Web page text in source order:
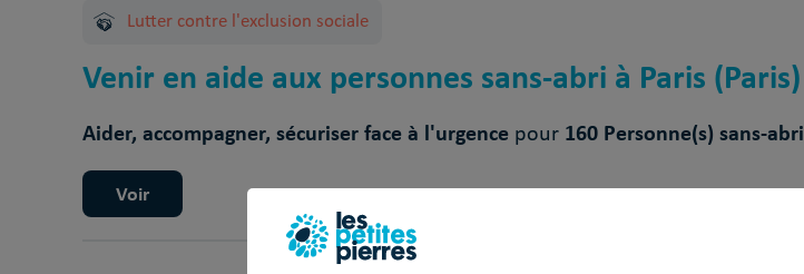
Lutter contre l'exclusion sociale
Venir en aide aux personnes sans-abri à Paris (Paris)
Aider, accompagner, sécuriser face à l'urgence pour 160 Personne(s) sans-abri
Voir